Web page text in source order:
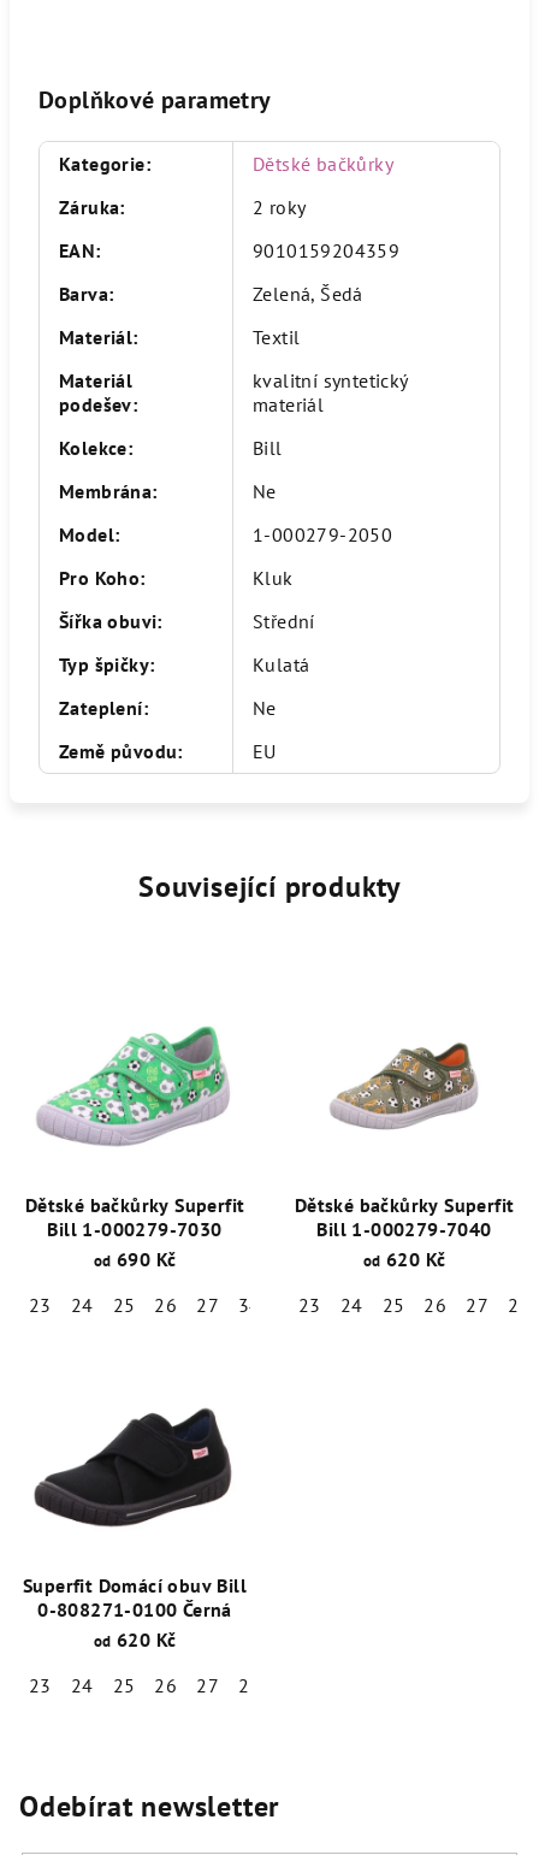
Doplňkové parametry
Kategorie:
Dětské bačkůrky
Záruka:
2 roky
EAN:
9010159204359
Barva:
Zelená, Šedá
Materiál:
Textil
Materiál
podešev:
kvalitní syntetický
materiál
Kolekce:
Bill
Membrána:
Ne
Model:
1-000279-2050
Pro Koho:
Kluk
Šířka obuvi:
Střední
Typ špičky:
Kulatá
Zateplení:
Ne
Země původu: EU
Související produkty
Dětské bačkůrky Superfit
Bill 1-000279-7030
od 690 Kč
23
24 25 26 27 34 35 36 38
Dětské bačkůrky Superfit
Bill 1-000279-7040
od 620 Kč
23
24 25 26 27 28
Superfit Domácí obuv Bill
0-808271-0100 Černá
od 620 Kč
23
24 25 26 27 28
Odebírat newsletter